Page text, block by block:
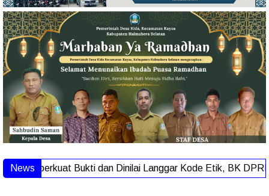
NewsBukti dan Dinilai Langgar Kode Etik, BK DPRD Kota